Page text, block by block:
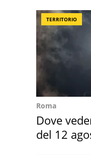
TERRITORIO
Roma
Dove
del 12